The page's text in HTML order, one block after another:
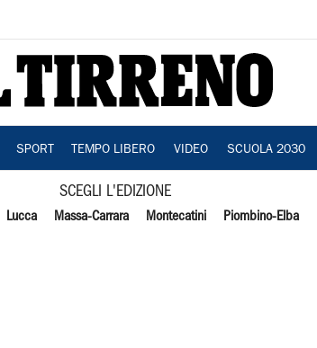
SPORT TEMPO LIBERO VIDEO SCUOLA 2030
SCEGLI L'EDIZIONE
Lucca Massa-Carrara Montecatini Piombino-Elba